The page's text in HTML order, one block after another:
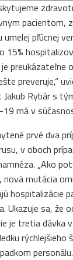
pacientom,
umelej pľúcnej
15%
preukázateľne
preveruje,“
Jakub Rybár s
19 má v
prvé dva
v oboch
„Ako
nová mutácia
hospitalizácie
Ukazuje sa, že
je tretia dávka
rýchlejšieho
personálu.